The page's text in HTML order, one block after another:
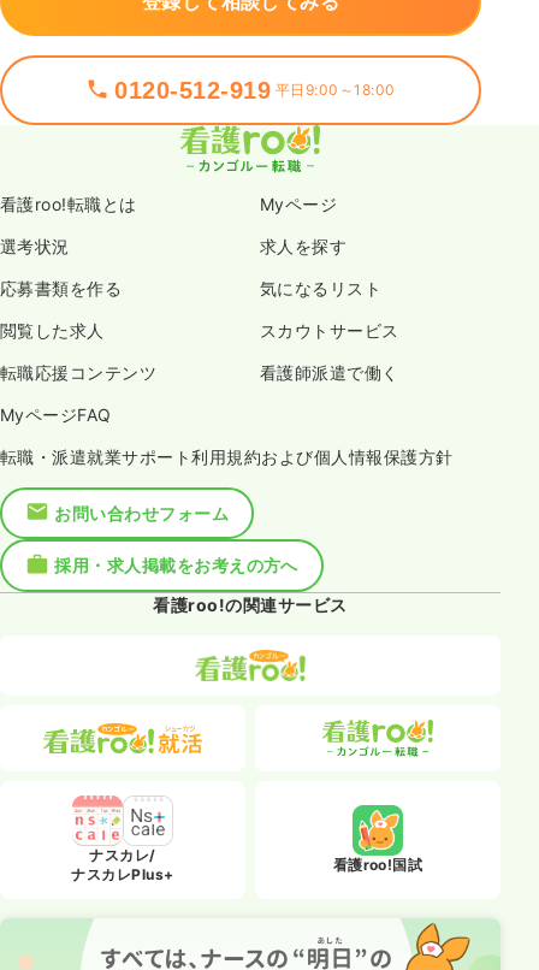
0120-512-919 平日9:00～18:00
看護roo!転職とは Myページ
選考状況 求人を探す
応募書類を作る 気になるリスト
閲覧した求人 スカウトサービス
転職応援コンテンツ 看護師派遣で働く
MyページFAQ
転職・派遣就業サポート利用規約および個人情報保護方針
お問い合わせフォーム
採用・求人掲載をお考えの方へ
看護roo!の関連サービス
ナスカレ/
ナスカレPlus+
看護roo!国試